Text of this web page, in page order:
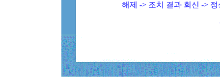
해제 -> 조치 결과 회신 ->